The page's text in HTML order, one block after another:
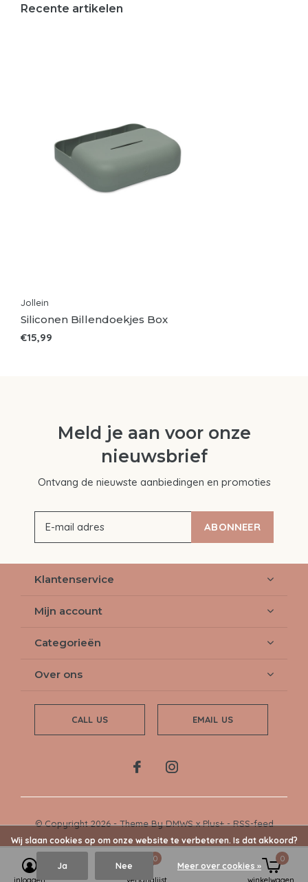
Recente artikelen
Jollein
Siliconen Billendoekjes Box
€15,99
Meld je aan voor onze
nieuwsbrief
Ontvang de nieuwste aanbiedingen en promoties
ABONNEER
Klantenservice
Mijn account
Categorieën
Over ons
CALL US EMAIL US
© Copyright2026- Theme ByDMWSxPlus+-RSS-feed
inloggen verlanglijst
0
winkelwagen
0
Wij slaan cookies op om onze website te verbeteren. Is dat akkoord?
Ja Nee Meer over cookies »